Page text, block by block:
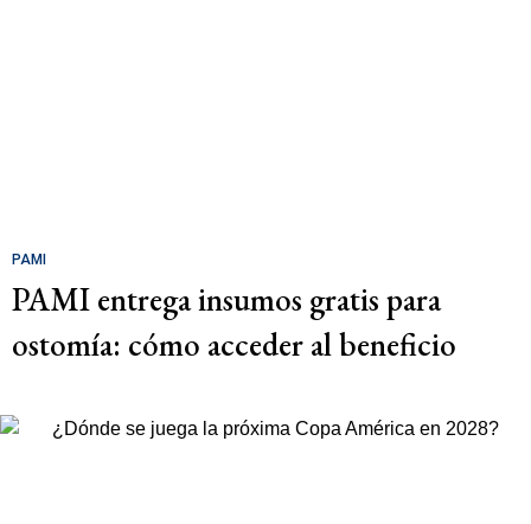
PAMI
PAMI entrega insumos gratis para
ostomía: cómo acceder al beneficio